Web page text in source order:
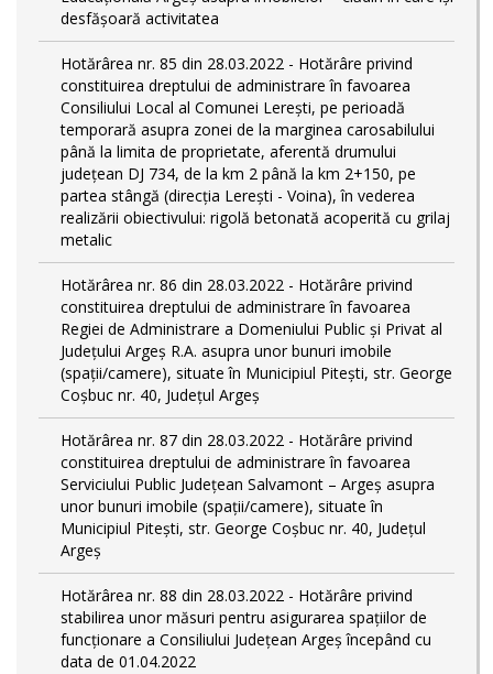
desfășoară activitatea
Hotărârea nr. 85 din 28.03.2022 - Hotărâre privind
constituirea dreptului de administrare în favoarea
Consiliului Local al Comunei Lerești, pe perioadă
temporară asupra zonei de la marginea carosabilului
până la limita de proprietate, aferentă drumului
județean DJ 734, de la km 2 până la km 2+150, pe
partea stângă (direcția Lerești - Voina), în vederea
realizării obiectivului: rigolă betonată acoperită cu grilaj
metalic
Hotărârea nr. 86 din 28.03.2022 - Hotărâre privind
constituirea dreptului de administrare în favoarea
Regiei de Administrare a Domeniului Public și Privat al
Județului Argeș R.A. asupra unor bunuri imobile
(spații/camere), situate în Municipiul Pitești, str. George
Coșbuc nr. 40, Județul Argeș
Hotărârea nr. 87 din 28.03.2022 - Hotărâre privind
constituirea dreptului de administrare în favoarea
Serviciului Public Județean Salvamont – Argeș asupra
unor bunuri imobile (spații/camere), situate în
Municipiul Pitești, str. George Coșbuc nr. 40, Județul
Argeș
Hotărârea nr. 88 din 28.03.2022 - Hotărâre privind
stabilirea unor măsuri pentru asigurarea spațiilor de
funcționare a Consiliului Județean Argeș începând cu
data de 01.04.2022